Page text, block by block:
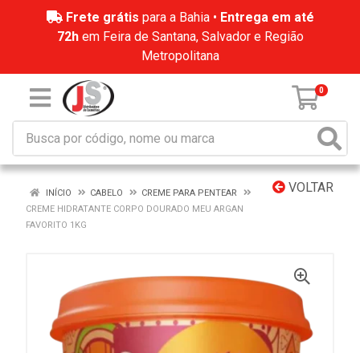
Frete grátis para a Bahia • Entrega em até
72hem Feira de Santana, Salvador e Região
Metropolitana
0
VOLTAR
INÍCIO CABELO
CREME PARA PENTEAR
CREME HIDRATANTE CORPO DOURADO MEU ARGAN
FAVORITO 1KG